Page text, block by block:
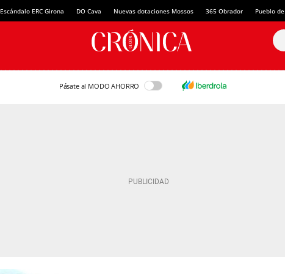
Escándalo ERC Girona DO Cava Nuevas dotaciones Mossos 365 Obrador Pueblo
Pásate al MODO AHORRO